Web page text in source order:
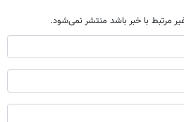
مرتبط با خبر باشد منتشر نمی‌شود.